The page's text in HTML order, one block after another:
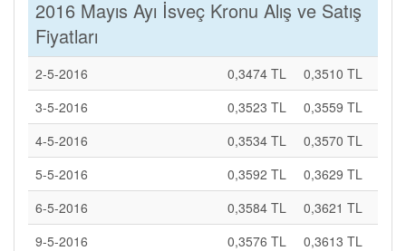
2016 Mayıs Ayı İsveç Kronu Alış ve Satış
Fiyatları
2-5-2016 0,3474 TL
0,3510 TL
3-5-2016
0,3523 TL
0,3559 TL
4-5-2016
0,3534 TL
0,3570 TL
5-5-2016
0,3592 TL
0,3629 TL
6-5-2016
0,3584 TL
0,3621 TL
9-5-2016
0,3576 TL
0,3613 TL